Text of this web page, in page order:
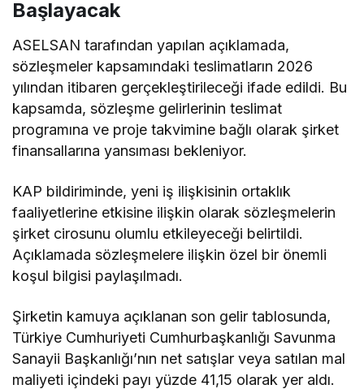
Başlayacak
ASELSAN tarafından yapılan açıklamada,
sözleşmeler kapsamındaki teslimatların 2026
yılından itibaren gerçekleştirileceği ifade edildi. Bu
kapsamda, sözleşme gelirlerinin teslimat
programına ve proje takvimine bağlı olarak şirket
finansallarına yansıması bekleniyor.
KAP bildiriminde, yeni iş ilişkisinin ortaklık
faaliyetlerine etkisine ilişkin olarak sözleşmelerin
şirket cirosunu olumlu etkileyeceği belirtildi.
Açıklamada sözleşmelere ilişkin özel bir önemli
koşul bilgisi paylaşılmadı.
Şirketin kamuya açıklanan son gelir tablosunda,
Türkiye Cumhuriyeti Cumhurbaşkanlığı Savunma
Sanayii Başkanlığı’nın net satışlar veya satılan mal
maliyeti içindeki payı yüzde 41,15 olarak yer aldı.